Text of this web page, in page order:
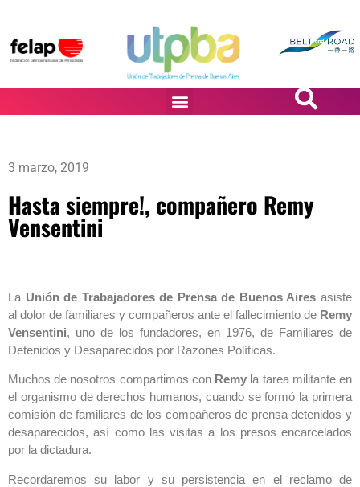
3 marzo, 2019
Hasta siempre!, compañero Remy
Vensentini
La Unión de Trabajadores de Prensa de Buenos Aires asiste
al dolor de familiares y compañeros ante el fallecimiento de Remy
Vensentini, uno de los fundadores, en 1976, de Familiares de
Detenidos y Desaparecidos por Razones Políticas.
Muchos de nosotros compartimos con Remy la tarea militante en
el organismo de derechos humanos, cuando se formó la primera
comisión de familiares de los compañeros de prensa detenidos y
desaparecidos, así como las visitas a los presos encarcelados
por la dictadura.
Recordaremos su labor y su persistencia en el reclamo de